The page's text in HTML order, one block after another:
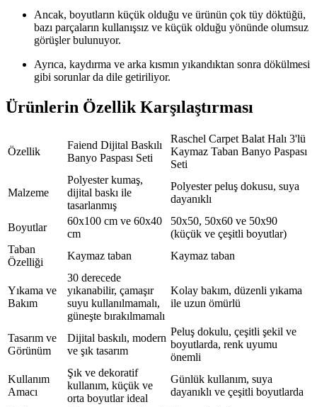
Ancak, boyutların küçük olduğu ve ürünün çok tüy döktüğü,
bazı parçaların kullanışsız ve küçük olduğu yönünde olumsuz
görüşler bulunuyor.
Ayrıca, kaydırma ve arka kısmın yıkandıktan sonra dökülmesi
gibi sorunlar da dile getiriliyor.
Ürünlerin Özellik Karşılaştırması
Özellik
Faiend Dijital Baskılı
Banyo Paspası Seti
Raschel Carpet Balat Halı 3'lü
Kaymaz Taban Banyo Paspası
Seti
Malzeme
Polyester kumaş,
dijital baskı ile
tasarlanmış
Polyester peluş dokusu, suya
dayanıklı
Boyutlar
60x100 cm ve 60x40
cm
50x50, 50x60 ve 50x90
(küçük ve çeşitli boyutlar)
Taban
Özelliği
Kaymaz taban Kaymaz taban
Yıkama ve
Bakım
30 derecede
yıkanabilir, çamaşır
suyu kullanılmamalı,
güneşte bırakılmamalı
Kolay bakım, düzenli yıkama
ile uzun ömürlü
Tasarım ve
Görünüm
Dijital baskılı, modern
ve şık tasarım
Peluş dokulu, çeşitli şekil ve
boyutlarda, renk uyumu
önemli
Kullanım
Amacı
Şık ve dekoratif
kullanım, küçük ve
orta boyutlar ideal
Günlük kullanım, suya
dayanıklı ve çeşitli boyutlarda